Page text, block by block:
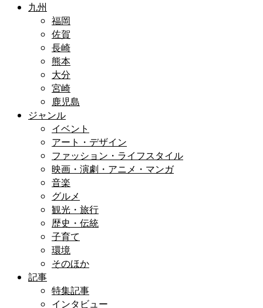
九州
福岡
佐賀
長崎
熊本
大分
宮崎
鹿児島
ジャンル
イベント
アート・デザイン
ファッション・ライフスタイル
映画・演劇・アニメ・マンガ
音楽
グルメ
観光・旅行
歴史・伝統
子育て
環境
そのほか
記事
特集記事
インタビュー